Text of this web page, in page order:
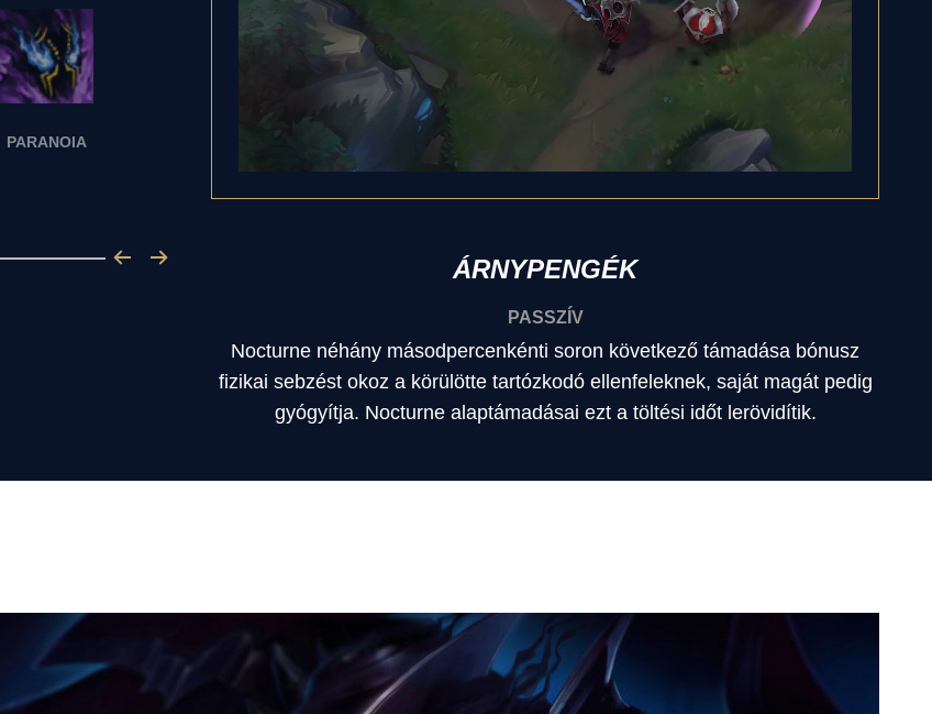
PARANOIA
ÁRNYPENGÉK
PASSZÍV
Nocturne néhány másodpercenkénti soron következő támadása bónusz
fizikai sebzést okoz a körülötte tartózkodó ellenfeleknek, saját magát pedig
gyógyítja. Nocturne alaptámadásai ezt a töltési időt lerövidítik.